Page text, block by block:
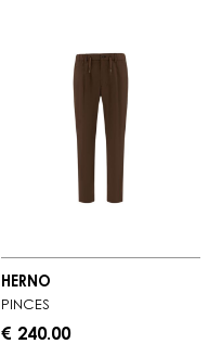
HERNO
PINCES
€ 240.00